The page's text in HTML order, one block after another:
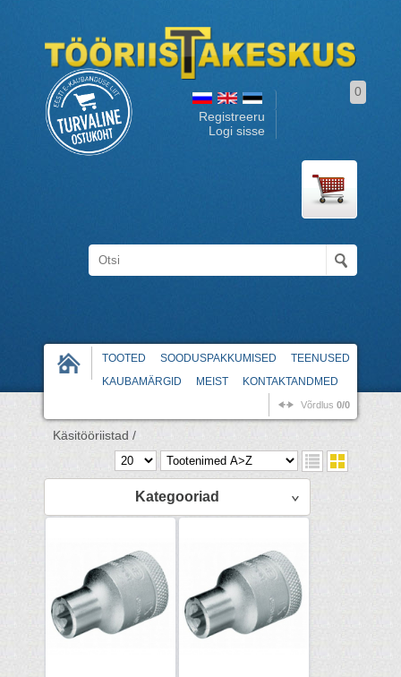
Registreeru
Logi sisse
0
TOOTED SOODUSPAKKUMISED
TEENUSED
KAUBAMÄRGID
MEIST KONTAKTANDMED
Võrdlus 0/0
Käsitööriistad /
Kategooriad